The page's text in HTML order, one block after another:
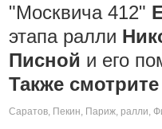
"Москвича 412"
этапа ралли
Писной и его
Также
Саратов, Пекин, Париж, ралли,